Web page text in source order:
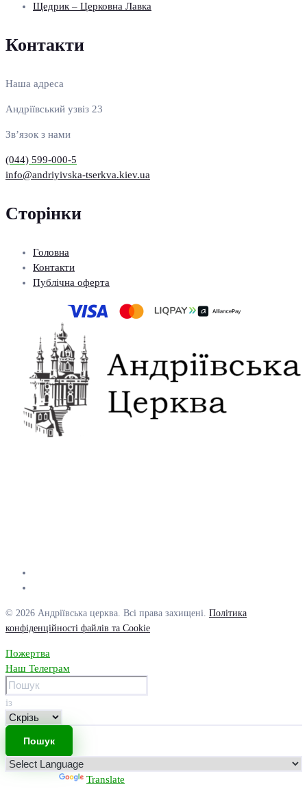
Щедрик – Церковна Лавка
Контакти
Наша адреса
Андріївський узвіз 23
Зв’язок з нами
(044) 599-000-5
info@andriyivska-tserkva.kiev.ua
Сторінки
Головна
Контакти
Публічна оферта
© 2026 Андріївська церква. Всі права захищені. Політика
конфіденційності файлів та Cookie
Пожертва
Наш Телеграм
із
Translate